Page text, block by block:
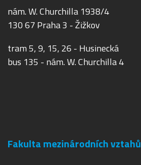
nám. W. Churchilla 1938/4
130 67 Praha 3 - Žižkov
tram 5, 9, 15, 26 - Husinecká
bus 135 - nám. W. Churchilla 4
Fakulta mezinárodních vztahů